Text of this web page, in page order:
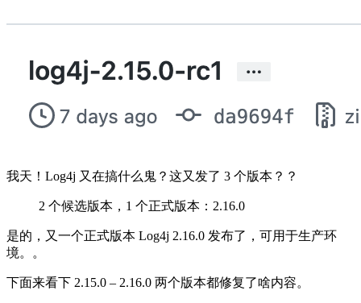
我天！Log4j 又在搞什么鬼？这又发了 3 个版本？？
2 个候选版本，1 个正式版本：2.16.0
是的，又一个正式版本 Log4j 2.16.0 发布了，可用于生产环
境。。
下面来看下 2.15.0 – 2.16.0 两个版本都修复了啥内容。